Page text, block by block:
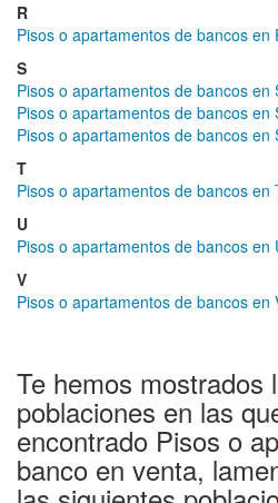
R
Pisos o apartamentos de bancos en
S
Pisos o apartamentos de bancos en
Pisos o apartamentos de bancos en
Pisos o apartamentos de bancos en
T
Pisos o apartamentos de bancos en
U
Pisos o apartamentos de bancos en
V
Pisos o apartamentos de bancos en
Te hemos mostrados
poblaciones en las
encontrado Pisos o
banco en venta,